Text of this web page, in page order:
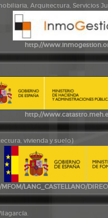
Arquitectura, Servicios
http://
http://
vivienda y suelo)
LANG_CASTELLANO/